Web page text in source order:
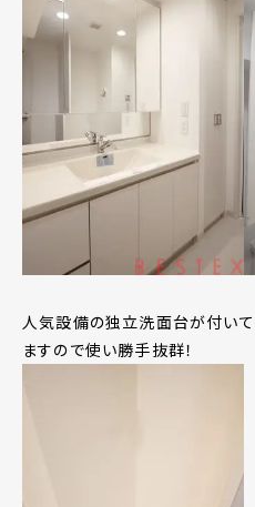
人気設備の独立洗面台が付いて
ますので使い勝手抜群！